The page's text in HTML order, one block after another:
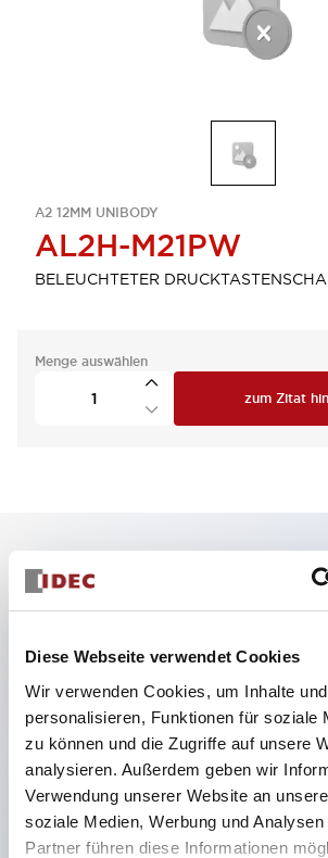
Diese Webseite verwendet Cookies
Wir verwenden Cookies, um Inhalte
personalisieren, Funktionen für soziale
zu können und die Zugriffe auf unsere
analysieren. Außerdem geben wir
Verwendung unserer Website an
soziale Medien, Werbung und
Partner führen diese Informationen
A2 12MM UNIBODY
AL2H-M21PW
BELEUCHTETER
Menge auswählen
zum Zitat
Hauptmerkmale
Schutzart IP40 und IP65 komplett
Rückwärtsterminal-System, flache
einheitlich bei allen Serien mit
von 22 mm.
UL- und CSA-zertifiziert